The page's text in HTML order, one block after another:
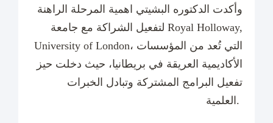
وأكدت الدكتوره البشيتي اهمية المرحلة الراهنة
لتفعيل الشراكة مع جامعة Royal Holloway,
University of London، التي تُعد من المؤسسات
الأكاديمية العريقة في بريطانيا، حيث دخلت حيز
تفعيل البرامج المشتركة وتبادل الخبرات
العلمية.